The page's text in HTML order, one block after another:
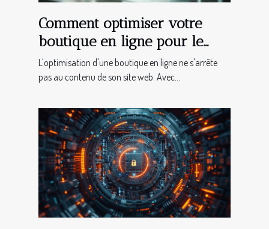
Comment optimiser votre
boutique en ligne pour le
référencement avec les cartes
Twitter
L'optimisation d'une boutique en ligne ne s'arrête
pas au contenu de son site web. Avec...